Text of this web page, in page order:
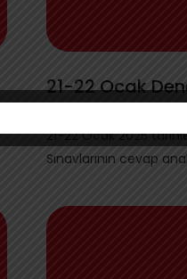
21-22 Ocak
Cevap
21-22 Ocak 2025
Sınavlarının cevap